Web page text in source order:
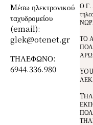
Mέσω ηλεκτρονικού
ταχυδρομείου
(email):
glek@otenet.gr
ΤΗΛΕΦΩΝΟ:
6944.336.980
Ο Γ.
ΤΟ